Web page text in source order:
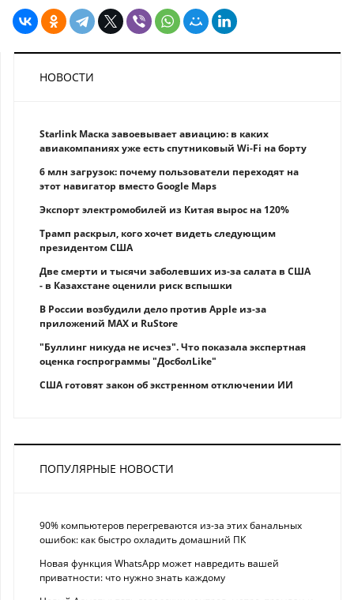
НОВОСТИ
Starlink Маска завоевывает авиацию: в каких
авиакомпаниях уже есть спутниковый Wi-Fi на борту
6 млн загрузок: почему пользователи переходят на
этот навигатор вместо Google Maps
Экспорт электромобилей из Китая вырос на 120%
Трамп раскрыл, кого хочет видеть следующим
президентом США
Две смерти и тысячи заболевших из-за салата в США
- в Казахстане оценили риск вспышки
В России возбудили дело против Apple из-за
приложений MAX и RuStore
"Буллинг никуда не исчез". Что показала экспертная
оценка госпрограммы "ДосболLike"
США готовят закон об экстренном отключении ИИ
ПОПУЛЯРНЫЕ НОВОСТИ
90% компьютеров перегреваются из-за этих банальных
ошибок: как быстро охладить домашний ПК
Новая функция WhatsApp может навредить вашей
приватности: что нужно знать каждому